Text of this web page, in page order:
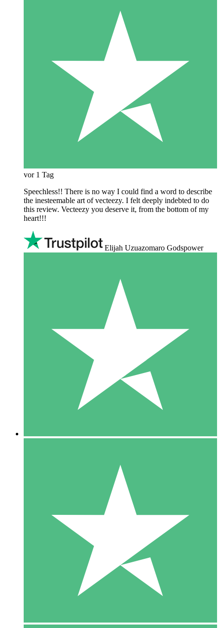
vor 1 Tag
Speechless!! There is no way I could find a word to describe
the inesteemable art of vecteezy. I felt deeply indebted to do
this review. Vecteezy you deserve it, from the bottom of my
heart!!!
Elijah Uzuazomaro Godspower